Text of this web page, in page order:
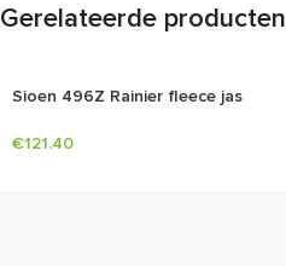
Gerelateerde producten
Sioen 496Z Rainier fleece jas
€121.40